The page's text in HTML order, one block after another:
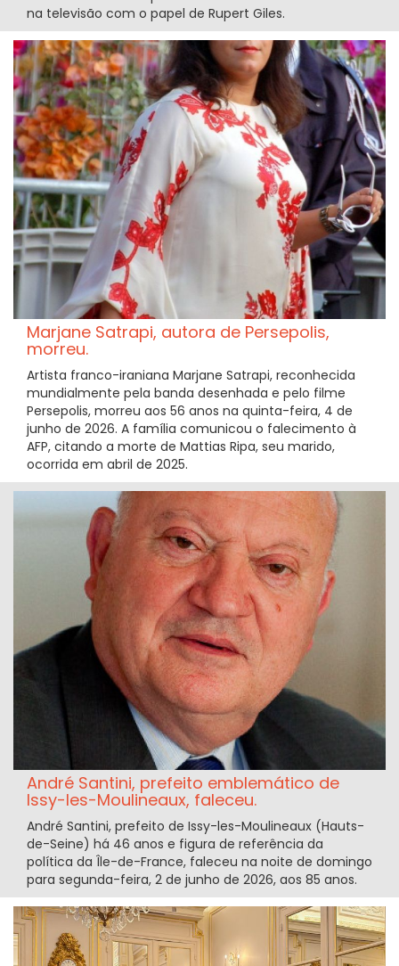
na televisão com o papel de Rupert Giles.
Marjane Satrapi, autora de Persepolis,
morreu.
Artista franco-iraniana Marjane Satrapi, reconhecida
mundialmente pela banda desenhada e pelo filme
Persepolis, morreu aos 56 anos na quinta-feira, 4 de
junho de 2026. A família comunicou o falecimento à
AFP, citando a morte de Mattias Ripa, seu marido,
ocorrida em abril de 2025.
André Santini, prefeito emblemático de
Issy-les-Moulineaux, faleceu.
André Santini, prefeito de Issy-les-Moulineaux (Hauts-
de-Seine) há 46 anos e figura de referência da
política da Île-de-France, faleceu na noite de domingo
para segunda-feira, 2 de junho de 2026, aos 85 anos.